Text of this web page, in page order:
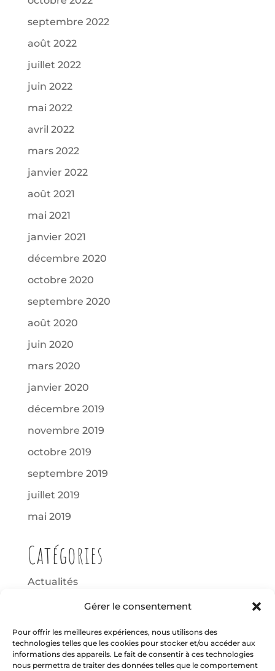
Gérer le consentement
Pour offrir les meilleures expériences, nous utilisons des
technologies telles que les cookies pour stocker et/ou accéder aux
informations des appareils. Le fait de consentir à ces technologies
nous permettra de traiter des données telles que le comportement
septembre 2022
août 2022
juillet 2022
juin 2022
mai 2022
avril 2022
mars 2022
janvier 2022
août 2021
mai 2021
janvier 2021
décembre 2020
octobre 2020
septembre 2020
août 2020
juin 2020
mars 2020
janvier 2020
décembre 2019
novembre 2019
octobre 2019
septembre 2019
juillet 2019
mai 2019
Catégories
Actualités
Méta